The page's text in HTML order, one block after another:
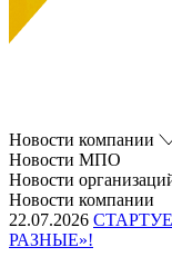
Новости компании
Новости МПО
Новости
Новости компании
22.07.2026
РАЗНЫЕ»!